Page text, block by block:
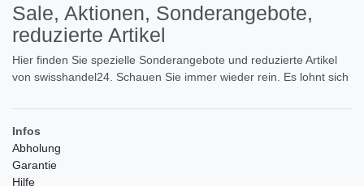
Sale, Aktionen, Sonderangebote,
reduzierte Artikel
Hier finden Sie spezielle Sonderangebote und reduzierte Artikel
von swisshandel24. Schauen Sie immer wieder rein. Es lohnt sich
Infos
Abholung
Garantie
Hilfe